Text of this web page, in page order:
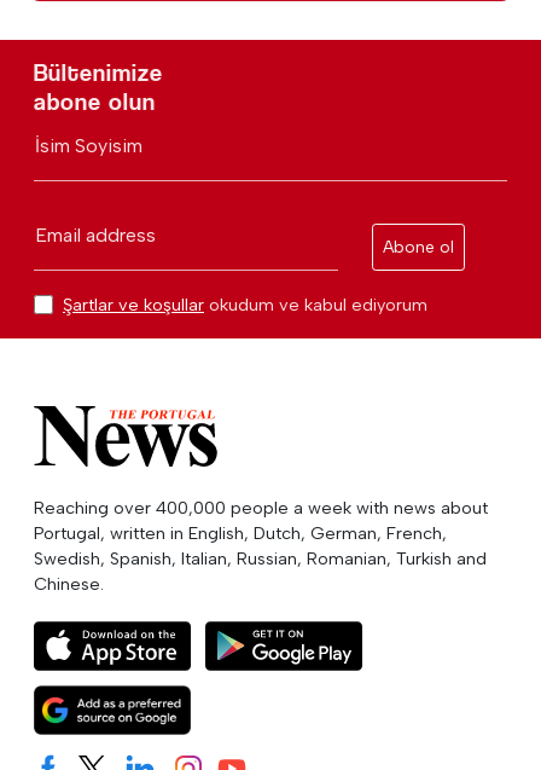
Bültenimize
abone olun
İsim Soyisim
Email address
Abone ol
Şartlar ve koşullar okudum ve kabul ediyorum
Reaching over 400,000 people a week with news about
Portugal, written in English, Dutch, German, French,
Swedish, Spanish, Italian, Russian, Romanian, Turkish and
Chinese.